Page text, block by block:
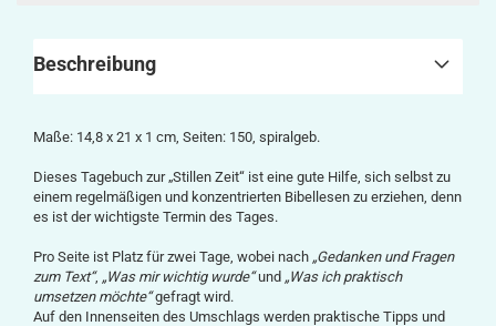
Beschreibung
Maße: 14,8 x 21 x 1 cm, Seiten: 150, spiralgeb.
Dieses Tagebuch zur „Stillen Zeit“ ist eine gute Hilfe, sich selbst zu
einem regelmäßigen und konzentrierten Bibellesen zu erziehen, denn
es ist der wichtigste Termin des Tages.
Pro Seite ist Platz für zwei Tage, wobei nach „Gedanken und Fragen
zum Text“, „Was mir wichtig wurde“und „Was ich praktisch
umsetzen möchte“gefragt wird.
Auf den Innenseiten des Umschlags werden praktische Tipps und